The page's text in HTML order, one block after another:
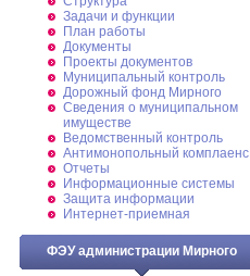
Задачи и функции
План работы
Документы
Проекты документов
Муниципальный контроль
Дорожный фонд Мирного
Cведения о муниципальном
имуществе
Ведомственный контроль
Антимонопольный комплаенс
Отчеты
Информационные системы
Защита информации
Интернет-приемная
ФЭУ администрации Мирного